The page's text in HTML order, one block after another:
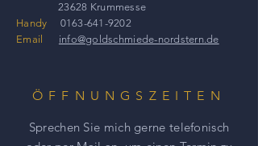
23628 Krummesse
Handy 0163-641-9202
Email info@goldschmiede-nordstern.de
ÖFFNUNGSZEITEN
Sprechen Sie mich gerne telefonisch